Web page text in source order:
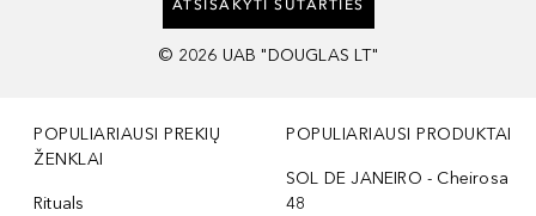
ATSISAKYTI SUTARTIES
© 2026 UAB "DOUGLAS LT"
POPULIARIAUSI PREKIŲ
ŽENKLAI
Rituals
POPULIARIAUSI PRODUKTAI
SOL DE JANEIRO - Cheirosa
48